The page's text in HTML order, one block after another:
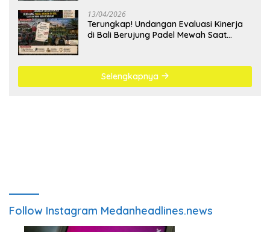
13/04/2026
Terungkap! Undangan Evaluasi Kinerja
di Bali Berujung Padel Mewah Saat
Selengkapnya
Follow Instagram Medanheadlines.news